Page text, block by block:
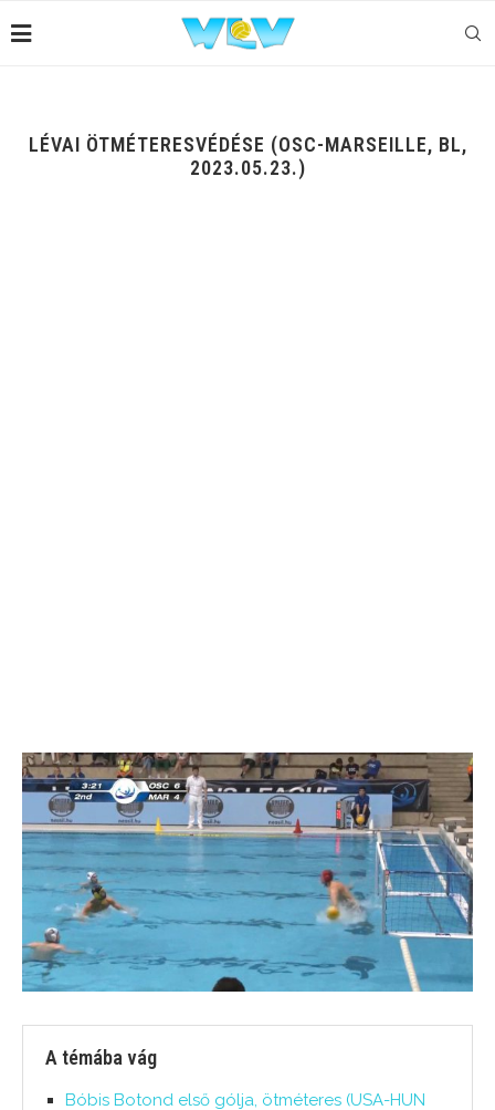
LÉVAI ÖTMÉTERESVÉDÉSE (OSC-MARSEILLE, BL,
2023.05.23.)
A témába vág
Bóbis Botond első gólja, ötméteres (USA-HUN